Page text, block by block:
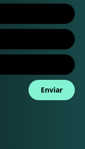
Enviar